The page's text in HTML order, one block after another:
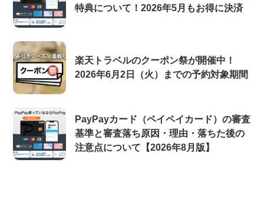
特典について！2026年5月もお得に決済
楽天トラベルのクーポン祭が開催中！
2026年6月2日（火）までの予約対象期間
PayPayカード（ペイペイカード）の審査
基準と審査落ち原因・理由・落ちた後の
注意点について【2026年8月版】